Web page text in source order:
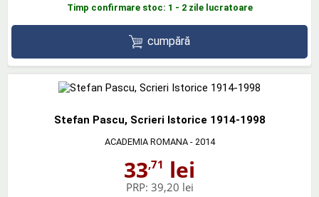
Timp confirmare stoc: 1 - 2 zile lucratoare
cumpără
Stefan Pascu, Scrieri Istorice 1914-1998
ACADEMIA ROMANA- 2014
33,71 lei
PRP: 39,20 lei